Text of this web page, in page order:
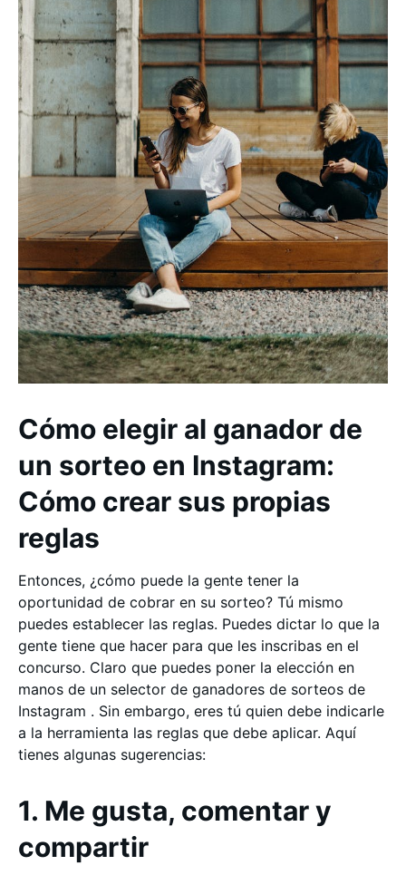
Cómo elegir al ganador de
un sorteo en Instagram:
Cómo crear sus propias
reglas
Entonces, ¿cómo puede la gente tener la
oportunidad de cobrar en su sorteo? Tú mismo
puedes establecer las reglas. Puedes dictar lo que la
gente tiene que hacer para que les inscribas en el
concurso. Claro que puedes poner la elección en
manos de un selector de ganadores de sorteos de
Instagram . Sin embargo, eres tú quien debe indicarle
a la herramienta las reglas que debe aplicar. Aquí
tienes algunas sugerencias:
1. Me gusta, comentar y
compartir